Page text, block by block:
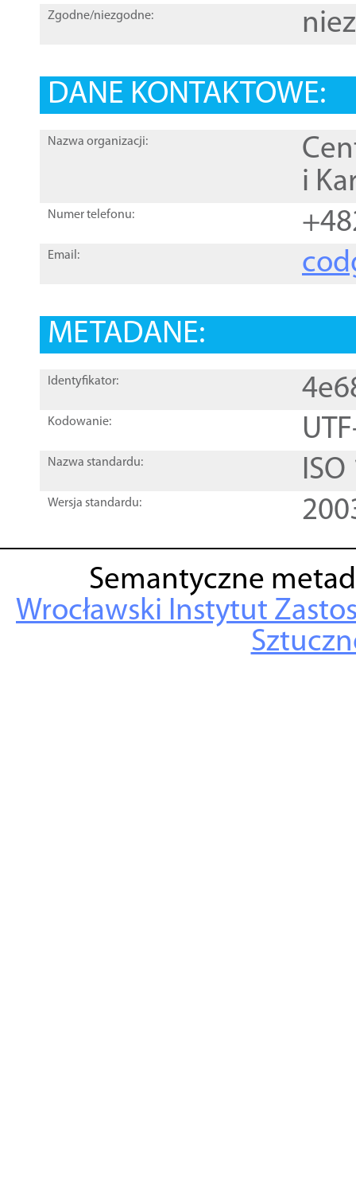
Zgodne/niezgodne:
DANE KONTAKTOWE:
Nazwa organizacji:
i
Numer telefonu:
Email:
METADANE:
Identyfikator:
Kodowanie:
Nazwa standardu:
Wersja standardu:
Semantyczne
Wrocławski Instytut